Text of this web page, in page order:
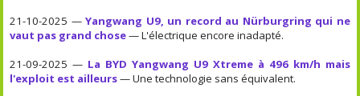
21-10-2025 —Yangwang U9, un record au Nürburgring qui ne
vaut pas grand chose— L'électrique encore inadapté.
21-09-2025 — La BYD Yangwang U9 Xtreme à 496 km/h mais
l'exploit est ailleurs— Une technologie sans équivalent.